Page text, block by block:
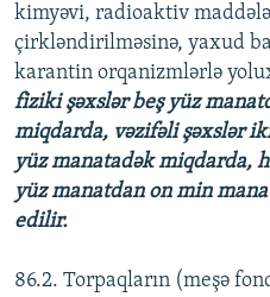
kimyəvi, radioaktiv
çirkləndirilməsinə, yaxud
karantin orqanizmlərlə
fiziki şəxslər beş yüz
miqdarda, vəzifəli şəxslər
yüz manatadək miqdarda,
yüz manatdan on min
edilir.
86.2. Torpaqların (meşə